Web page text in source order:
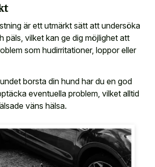
är ett utmärkt sätt att undersöka
päls, vilket kan ge dig möjlighet att
som hudirritationer, loppor eller
borsta din hund har du en god
eventuella problem, vilket alltid
väns hälsa.